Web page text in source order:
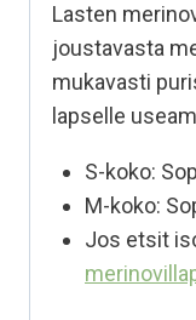
Lasten
joustavasta
mukavasti
lapselle
S-koko:
M-koko:
Jos etsit